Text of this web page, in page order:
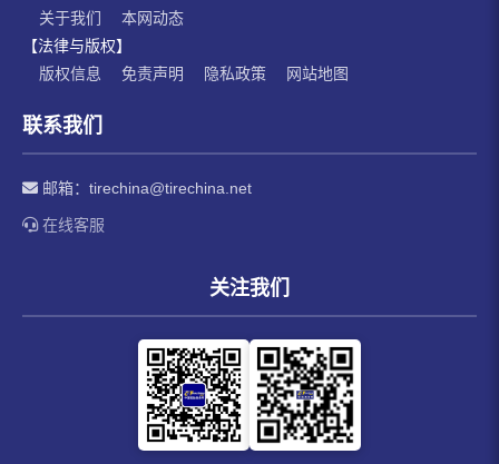
关于我们
本网动态
【法律与版权】
版权信息
免责声明 隐私政策 网站地图
联系我们
邮箱： tirechina@tirechina.net
在线客服
关注我们